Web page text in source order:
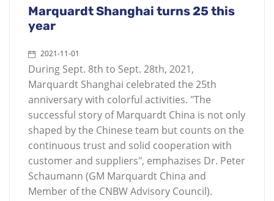
Marquardt Shanghai turns 25 this
year
2021-11-01
During Sept. 8th to Sept. 28th, 2021,
Marquardt Shanghai celebrated the 25th
anniversary with colorful activities. "The
successful story of Marquardt China is not only
shaped by the Chinese team but counts on the
continuous trust and solid cooperation with
customer and suppliers", emphazises Dr. Peter
Schaumann (GM Marquardt China and
Member of the CNBW Advisory Council).